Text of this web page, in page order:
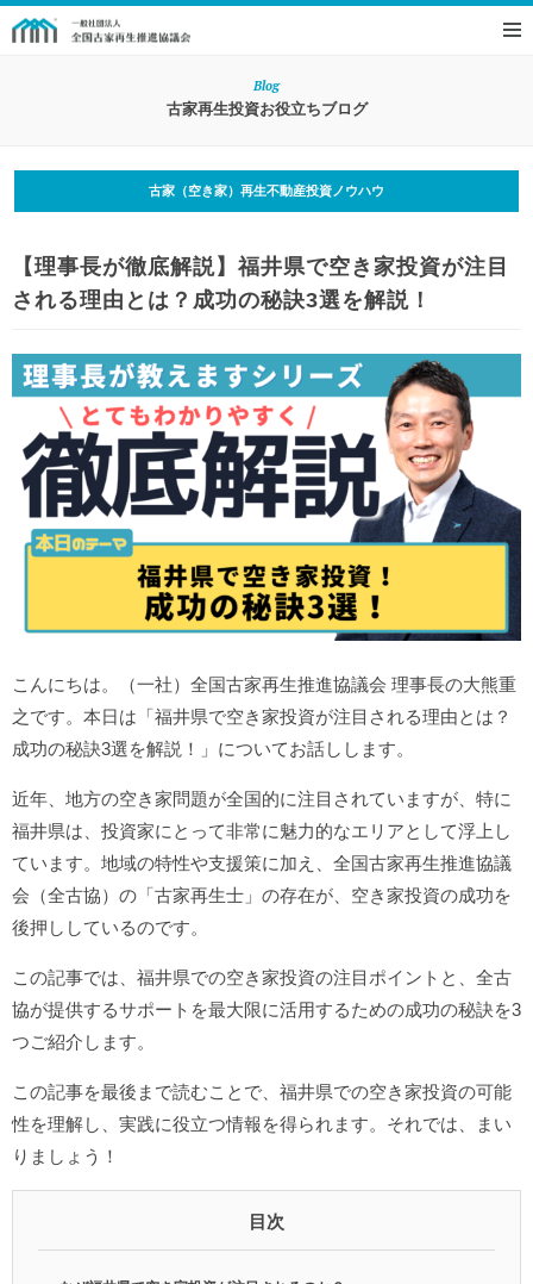
Blog
古家再生投資お役立ちブログ
古家（空き家）再生不動産投資ノウハウ
【理事長が徹底解説】福井県で空き家投資が注目
される理由とは？成功の秘訣3選を解説！
こんにちは。（一社）全国古家再生推進協議会 理事長の大熊重
之です。本日は「福井県で空き家投資が注目される理由とは？
成功の秘訣3選を解説！」についてお話しします。
近年、地方の空き家問題が全国的に注目されていますが、特に
福井県は、投資家にとって非常に魅力的なエリアとして浮上し
ています。地域の特性や支援策に加え、全国古家再生推進協議
会（全古協）の「古家再生士」の存在が、空き家投資の成功を
後押ししているのです。
この記事では、福井県での空き家投資の注目ポイントと、全古
協が提供するサポートを最大限に活用するための成功の秘訣を3
つご紹介します。
この記事を最後まで読むことで、福井県での空き家投資の可能
性を理解し、実践に役立つ情報を得られます。それでは、まい
りましょう！
目次